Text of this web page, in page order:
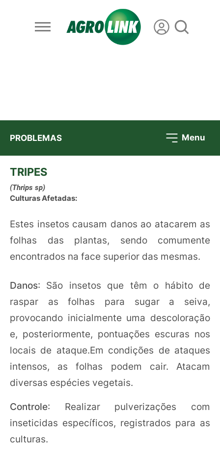
PROBLEMAS Menu
TRIPES
(Thrips sp)
Culturas Afetadas:
Estes insetos causam danos ao atacarem as
folhas das plantas, sendo comumente
encontrados na face superior das mesmas.
Danos: São insetos que têm o hábito de
raspar as folhas para sugar a seiva,
provocando inicialmente uma descoloração
e, posteriormente, pontuações escuras nos
locais de ataque.Em condições de ataques
intensos, as folhas podem cair. Atacam
diversas espécies vegetais.
Controle: Realizar pulverizações com
inseticidas específicos, registrados para as
culturas.